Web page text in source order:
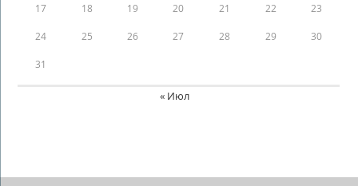
17 18 19 20 21 22 23
24 25 26 27 28 29 30
31
« Июл